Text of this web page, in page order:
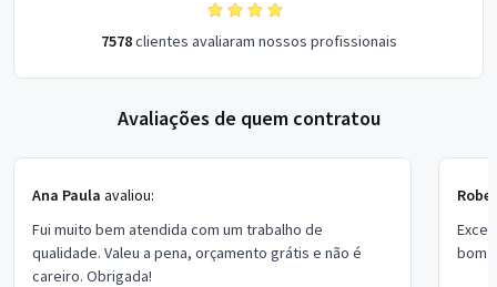
7578clientes avaliaram nossos profissionais
Avaliações de quem contratou
Ana Paula avaliou:
Fui muito bem atendida com um trabalho de
qualidade. Valeu a pena, orçamento grátis e não é
careiro. Obrigada!
bom